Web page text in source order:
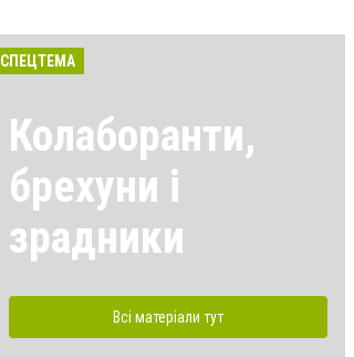
СПЕЦТЕМА
Колаборанти,
брехуни і
зрадники
Всі матеріали тут